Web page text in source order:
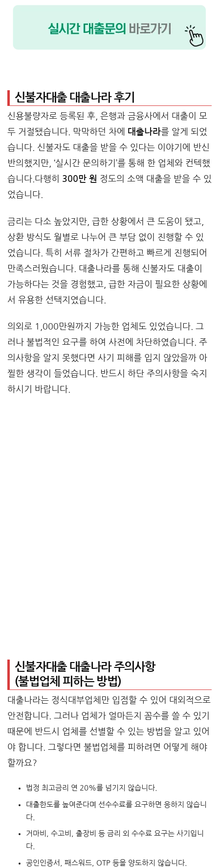
신불자대출 대출나라 후기
신용불량자로 등록된 후, 은행과 금융사에서 대출이 모
두 거절됐습니다. 막막하던 차에 대출나라를 알게 되었
습니다. 신불자도 대출을 받을 수 있다는 이야기에 반신
반의했지만, ‘실시간 문의하기’를 통해 한 업체와 컨텍했
습니다.다행히 300만 원 정도의 소액 대출을 받을 수 있
었습니다.
금리는 다소 높았지만, 급한 상황에서 큰 도움이 됐고,
상환 방식도 월별로 나누어 큰 부담 없이 진행할 수 있
었습니다. 특히 서류 절차가 간편하고 빠르게 진행되어
만족스러웠습니다. 대출나라를 통해 신불자도 대출이
가능하다는 것을 경험했고, 급한 자금이 필요한 상황에
서 유용한 선택지였습니다.
의외로 1,000만원까지 가능한 업체도 있었습니다. 그
러나 불법적인 요구를 하여 사전에 차단하였습니다. 주
의사항을 알지 못했다면 사기 피해를 입지 않았을까 아
찔한 생각이 들었습니다. 반드시 하단 주의사항을 숙지
하시기 바랍니다.
신불자대출 대출나라 주의사항
(불법업체 피하는 방법)
대출나라는 정식대부업체만 입점할 수 있어 대외적으로
안전합니다. 그러나 업체가 얼마든지 꼼수를 쓸 수 있기
때문에 반드시 업체를 선별할 수 있는 방법을 알고 있어
야 합니다. 그렇다면 불법업체를 피하려면 어떻게 해야
할까요?
법정 최고금리 연 20%를 넘기지 않습니다.
대출한도를 높여준다며 선수수료를 요구하면 응하지 않습니
다.
거마비, 수고비, 출장비 등 금리 외 수수료 요구는 사기입니
다.
공인인증서, 패스워드, OTP 등을 양도하지 않습니다.